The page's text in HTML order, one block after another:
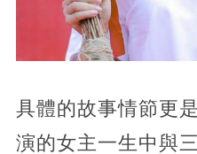
具體的故事情節更
演的女主一生中與